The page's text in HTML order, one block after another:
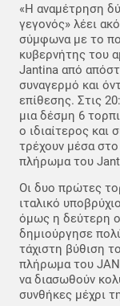
«Η αναμέτρηση
γεγονός» λέει
σύμφωνα με το
κυβερνήτης του
Jantina από
συναγερμό και
επίθεσης. Στις
μια δέσμη 6
ο ιδιαίτερος
τρέχουν μέσα
πλήρωμα του
Οι δυο πρώτες
ιταλικό
όμως η δεύτερη
δημιούργησε
τάχιστη βύθιση
πλήρωμα του
να διασωθούν
συνθήκες μέχρι